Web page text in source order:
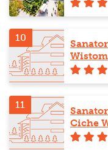
10
Wistom
11
Ciche